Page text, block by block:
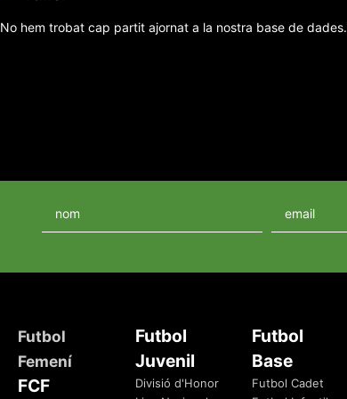
No hem trobat cap partit ajornat a la nostra base de dades.
Futbol
Femení
FCF
Futbol
Juvenil
Divisió d'Honor
Futbol
Base
Futbol Cadet